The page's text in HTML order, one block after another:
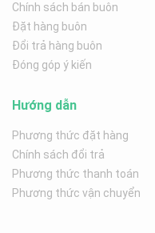
Chính sách bán buôn
Đặt hàng buôn
Đổi trả hàng buôn
Đóng góp ý kiến
Hướng dẫn
Phương thức đặt hàng
Chính sách đổi trả
Phương thức thanh toán
Phương thức vận chuyển